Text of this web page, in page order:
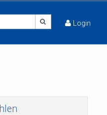
Login